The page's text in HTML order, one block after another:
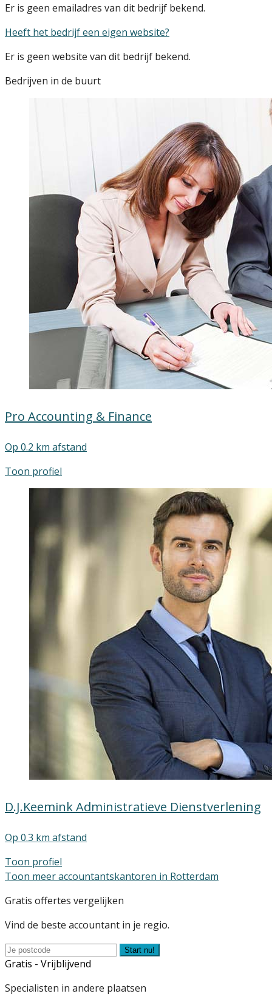
Er is geen emailadres van dit bedrijf bekend.
Heeft het bedrijf een eigen website?
Er is geen website van dit bedrijf bekend.
Bedrijven in de buurt
Pro Accounting & Finance
Op 0.2 km afstand
Toon profiel
D.J.Keemink Administratieve Dienstverlening
Op 0.3 km afstand
Toon profiel
Toon meer accountantskantoren in Rotterdam
Gratis offertes vergelijken
Vind de beste accountant in je regio.
Start nu!
Gratis - Vrijblijvend
Specialisten in andere plaatsen